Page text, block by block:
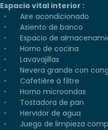
Espacio vital interior :
Aire acondicionado
Asiento de banco
Espacio de
Horno de cocina
Lavavajillas
Nevera grande con
Cafetière à filtre
Horno microondas
Tostadora de pan
Hervidor de agua
Juego de limpieza